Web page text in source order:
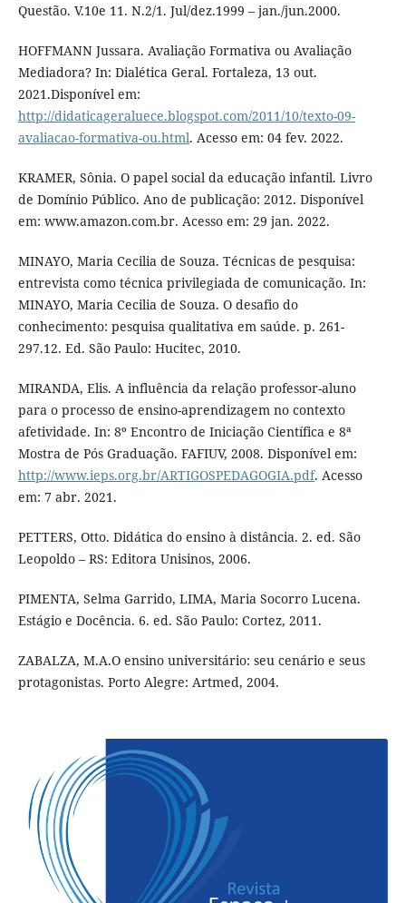
Questão. V.10e 11. N.2/1. Jul/dez.1999 – jan./jun.2000.
HOFFMANN Jussara. Avaliação Formativa ou Avaliação
Mediadora? In: Dialética Geral. Fortaleza, 13 out.
2021.Disponível em:
http://didaticageraluece.blogspot.com/2011/10/texto-09-
avaliacao-formativa-ou.html. Acesso em: 04 fev. 2022.
KRAMER, Sônia. O papel social da educação infantil. Livro
de Domínio Público. Ano de publicação: 2012. Disponível
em: www.amazon.com.br. Acesso em: 29 jan. 2022.
MINAYO, Maria Cecilia de Souza. Técnicas de pesquisa:
entrevista como técnica privilegiada de comunicação. In:
MINAYO, Maria Cecilia de Souza. O desafio do
conhecimento: pesquisa qualitativa em saúde. p. 261-
297.12. Ed. São Paulo: Hucitec, 2010.
MIRANDA, Elis. A influência da relação professor-aluno
para o processo de ensino-aprendizagem no contexto
afetividade. In: 8º Encontro de Iniciação Científica e 8ª
Mostra de Pós Graduação. FAFIUV, 2008. Disponível em:
http://www.ieps.org.br/ARTIGOSPEDAGOGIA.pdf. Acesso
em: 7 abr. 2021.
PETTERS, Otto. Didática do ensino à distância. 2. ed. São
Leopoldo – RS: Editora Unisinos, 2006.
PIMENTA, Selma Garrido, LIMA, Maria Socorro Lucena.
Estágio e Docência. 6. ed. São Paulo: Cortez, 2011.
ZABALZA, M.A.O ensino universitário: seu cenário e seus
protagonistas. Porto Alegre: Artmed, 2004.